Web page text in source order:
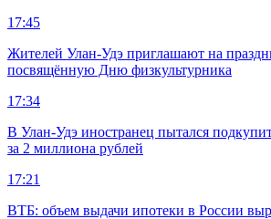
17:45
Жителей Улан-Удэ приглашают на
посвящённую Дню физкультурника
17:34
В Улан-Удэ иностранец пытался
за 2 миллиона рублей
17:21
ВТБ: объем выдачи ипотеки в России